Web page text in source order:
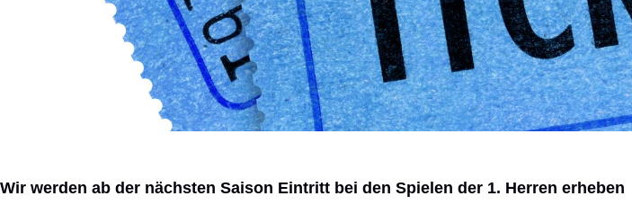
Wir werden ab der nächsten Saison Eintritt bei den Spielen der 1. Herren erheben